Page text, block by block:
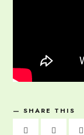
SHARE THIS